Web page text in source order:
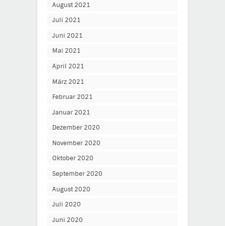
August 2021
Juli 2021
Juni 2021
Mai 2021
April 2021
März 2021
Februar 2021
Januar 2021
Dezember 2020
November 2020
Oktober 2020
September 2020
August 2020
Juli 2020
Juni 2020